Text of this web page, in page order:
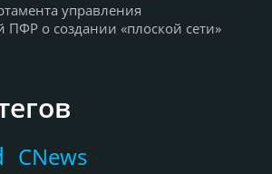
управления
ПФР о создании «плоской сети»
CNews